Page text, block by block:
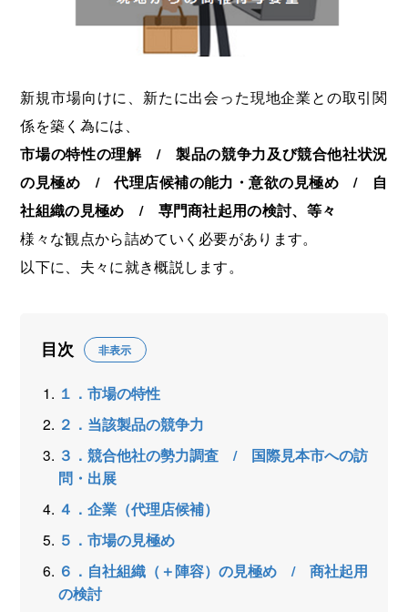
四国本部
新規市場向けに、新たに出会った現地企業との取引関
係を築く為には、
市場の特性の理解 / 製品の競争力及び競合他社状況
の見極め / 代理店候補の能力・意欲の見極め / 自
社組織の見極め / 専門商社起用の検討、等々
様々な観点から詰めていく必要があります。
以下に、夫々に就き概説します。
目次 非表示
１．市場の特性
２．当該製品の競争力
３．競合他社の勢力調査 / 国際見本市への訪
問・出展
４．企業（代理店候補）
５．市場の見極め
６．自社組織（＋陣容）の見極め / 商社起用
の検討